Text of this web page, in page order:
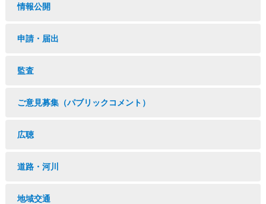
情報公開
申請・届出
監査
ご意見募集（パブリックコメント）
広聴
道路・河川
地域交通